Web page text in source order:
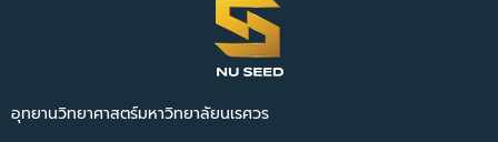
อุทยานวิทยาศาสตร์มหาวิทยาลัยนเรศวร